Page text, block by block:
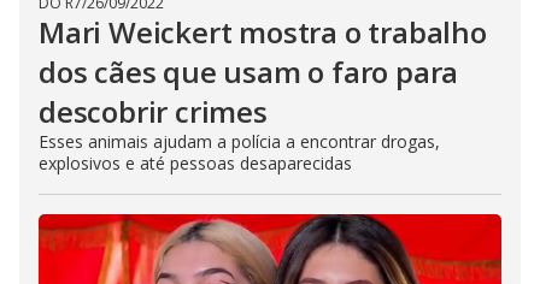
Mari Weickert mostra o trabalho
dos cães que usam o faro para
descobrir crimes
Esses animais ajudam a polícia a encontrar drogas,
explosivos e até pessoas desaparecidas